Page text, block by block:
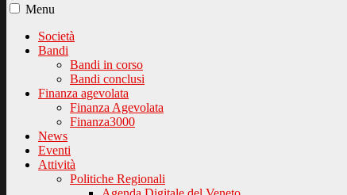
Menu
Società
Bandi
Bandi in corso
Bandi conclusi
Finanza agevolata
Finanza Agevolata
Finanza3000
News
Eventi
Attività
Politiche Regionali